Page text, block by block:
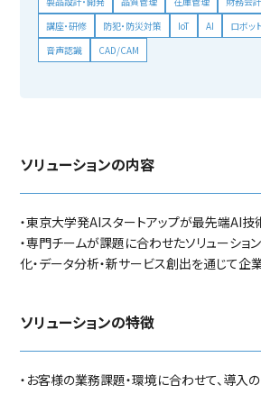
講座・研修
防犯・防災対策 IoT AI ロボッ
音声認識
CAD/CAM
ソリューションの内容
・東京大学発AIスタートアップが最先端AI技
・専門チームが課題に合わせたソリューショ
化・データ分析・新サービス創出を通じて企
ソリューションの特徴
・お客様の業務課題・環境に合わせて、導入